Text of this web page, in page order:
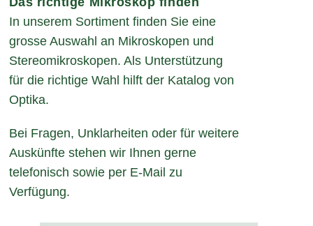
In unserem Sortiment finden Sie eine
grosse Auswahl an Mikroskopen und
Stereomikroskopen. Als Unterstützung
für die richtige Wahl hilft der Katalog von
Optika.
Bei Fragen, Unklarheiten oder für weitere
Auskünfte stehen wir Ihnen gerne
telefonisch sowie per E-Mail zu
Verfügung.